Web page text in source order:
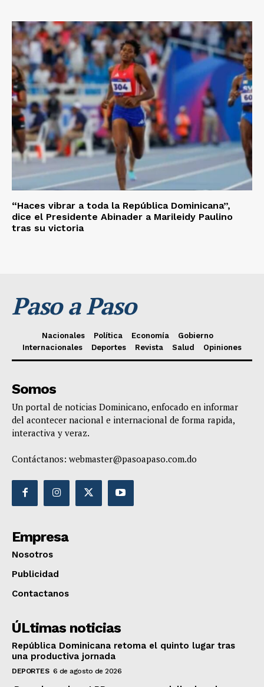
“Haces vibrar a toda la República Dominicana”,
dice el Presidente Abinader a Marileidy Paulino
tras su victoria
Paso a Paso
Nacionales Política Economía
Gobierno
Internacionales
Deportes Revista Salud Opiniones
Somos
Un portal de noticias Dominicano, enfocado en informar
del acontecer nacional e internacional de forma rapida,
interactiva y veraz.
Contáctanos: webmaster@pasoapaso.com.do
Empresa
Nosotros
Publicidad
Contactanos
ÚLtimas noticias
República Dominicana retoma el quinto lugar tras
una productiva jornada
DEPORTES 6 de agosto de 2026